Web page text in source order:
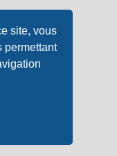
site, vous
permettant